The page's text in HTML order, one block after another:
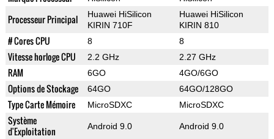
Processeur Principal
Huawei HiSilicon
KIRIN 710F
Huawei HiSilicon
KIRIN 810
# Cores CPU 8 8
Vitesse horloge CPU 2.2 GHz 2.27 GHz
RAM 6GO 4GO/6GO
Options de Stockage 64GO 64GO/128GO
Type Carte Mémoire MicroSDXC MicroSDXC
Système
d'Exploitation
Android 9.0 Android 9.0